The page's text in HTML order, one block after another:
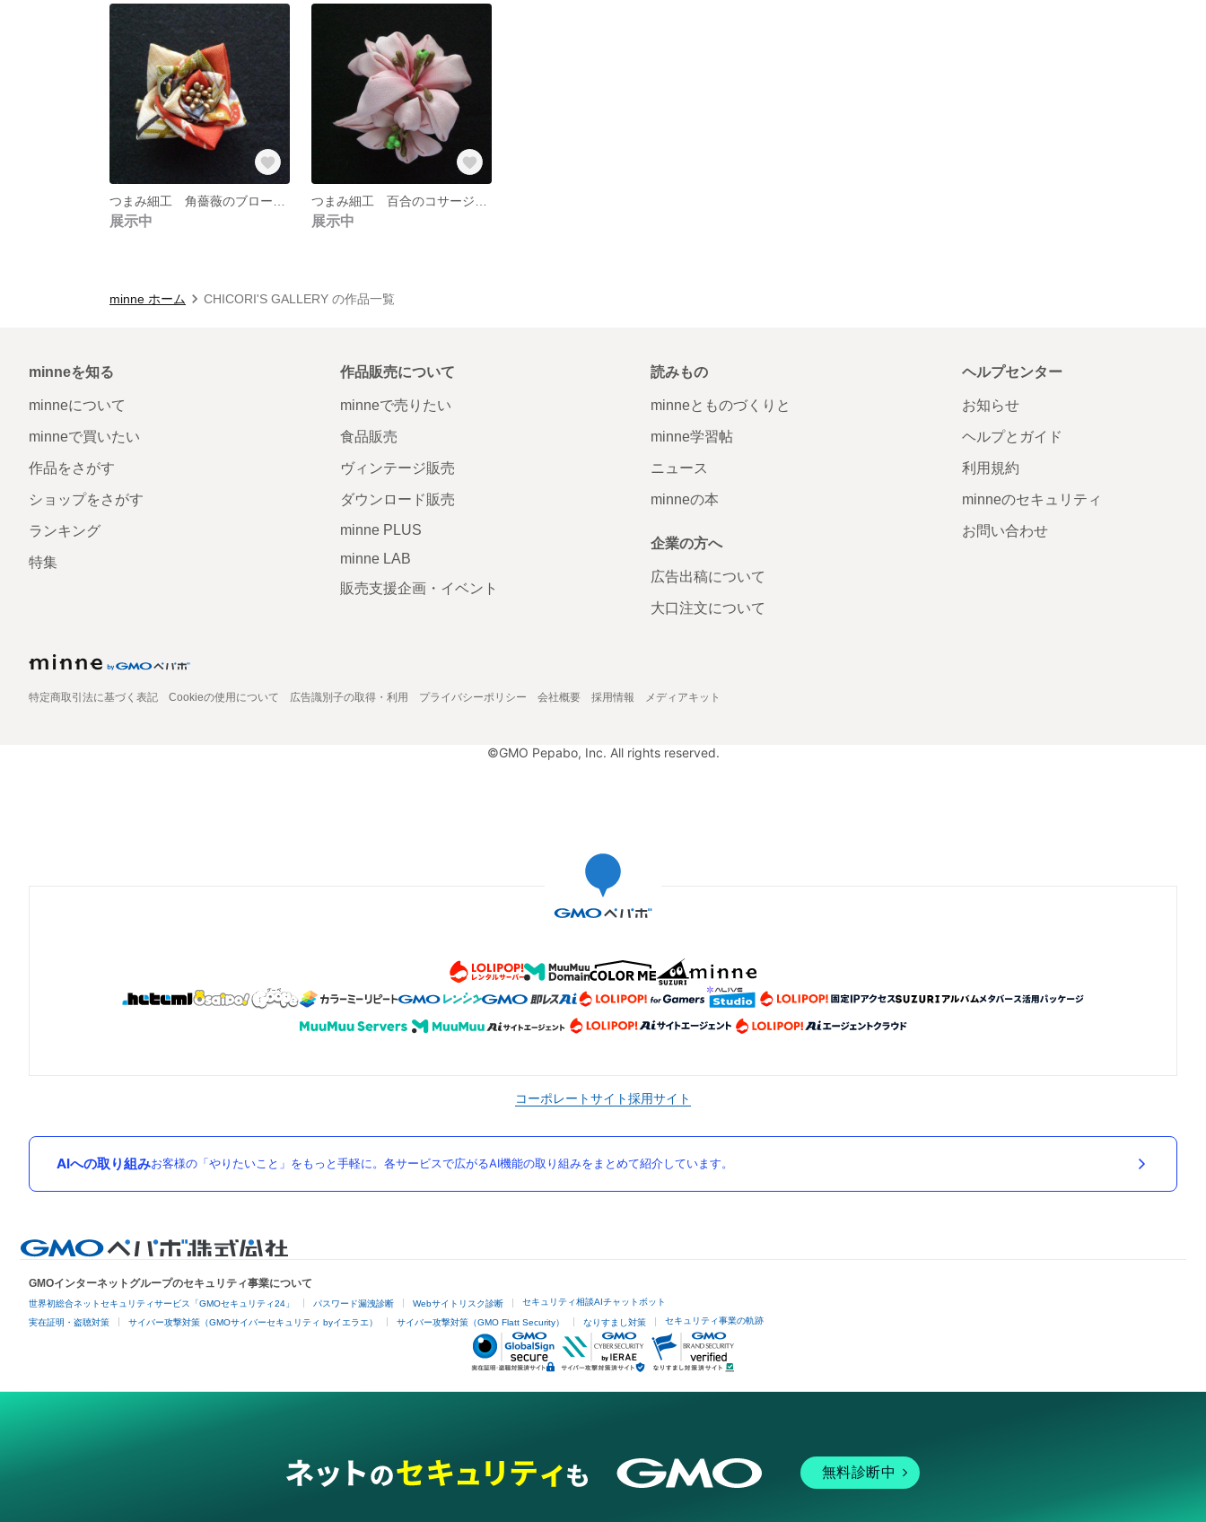
展示中 展示中
minne ホーム CHICORI'S GALLERY の作品一覧
minneを知る
minneについて
minneで買いたい
作品をさがす
ショップをさがす
ランキング
特集
作品販売について
minneで売りたい
食品販売
ヴィンテージ販売
ダウンロード販売
minne PLUS
minne LAB
販売支援企画・イベント
読みもの
minneとものづくりと
minne学習帖
ニュース
minneの本
企業の方へ
広告出稿について
大口注文について
ヘルプセンター
お知らせ
ヘルプとガイド
利用規約
minneのセキュリティ
お問い合わせ
特定商取引法に基づく表記 Cookieの使用について 広告識別子の取得・利用 プライバシーポリシー 会社概要 採用情報 メディアキット
©GMO Pepabo, Inc. All rights reserved.
コーポレートサイト採用サイト
AIへの取り組みお客様の「やりたいこと」をもっと手軽に。各サービスで広がるAI機能の取り組みをまとめて紹介しています。
GMOインターネットグループのセキュリティ事業について
世界初総合ネットセキュリティサービス「GMOセキュリティ24」 パスワード漏洩診断 Webサイトリスク診断 セキュリティ相談AIチャットボット
実在証明・盗聴対策 サイバー攻撃対策（GMOサイバーセキュリティ byイエラエ） サイバー攻撃対策（GMO Flatt Security） なりすまし対策 セキュリティ事業の軌跡
無料診断中